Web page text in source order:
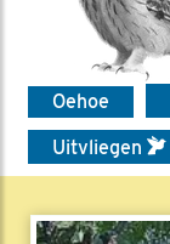
Oehoe
Uitvliegen